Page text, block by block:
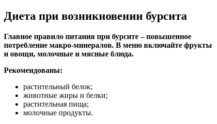
Диета при возникновении бурсита
Главное правило питания при бурсите – повышенное
потребление макро-минералов. В меню включайте фрукты
и овощи, молочные и мясные блюда.
Рекомендованы:
растительный белок;
животные жиры и белки;
растительная пища;
молочные продукты.